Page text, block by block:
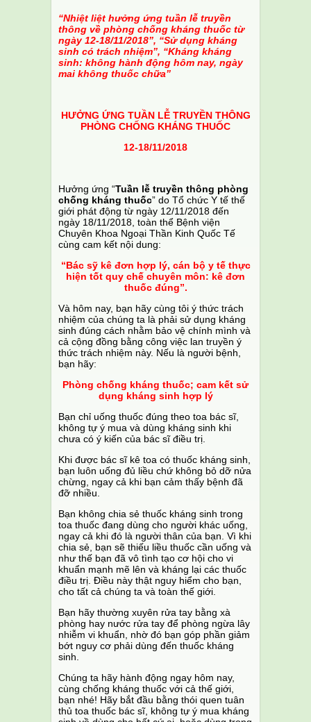
“Nhiệt liệt hưởng ứng tuần lễ truyền
thông về phòng chống kháng thuốc từ
ngày 12-18/11/2018”, “Sử dụng kháng
sinh có trách nhiệm”, “Kháng kháng
sinh: không hành động hôm nay, ngày
mai không thuốc chữa”
HƯỞNG ỨNG TUẦN LỄ TRUYỀN THÔNG
PHÒNG CHỐNG KHÁNG THUỐC
12-18/11/2018
Hưởng ứng “Tuần lễ truyền thông phòng
chống kháng thuốc” do Tổ chức Y tế thế
giới phát động từ ngày 12/11/2018 đến
ngày 18/11/2018, toàn thể Bệnh viện
Chuyên Khoa Ngoại Thần Kinh Quốc Tế
cùng cam kết nội dung:
“Bác sỹ kê đơn hợp lý, cán bộ y tế thực
hiện tốt quy chế chuyên môn: kê đơn
thuốc đúng”.
Và hôm nay, bạn hãy cùng tôi ý thức trách
nhiệm của chúng ta là phải sử dụng kháng
sinh đúng cách nhằm bảo vệ chính mình và
cả cộng đồng bằng công việc lan truyền ý
thức trách nhiệm này. Nếu là người bệnh,
bạn hãy:
Phòng chống kháng thuốc; cam kết sử
dụng kháng sinh hợp lý
Bạn chỉ uống thuốc đúng theo toa bác sĩ,
không tự ý mua và dùng kháng sinh khi
chưa có ý kiến của bác sĩ điều trị.
Khi được bác sĩ kê toa có thuốc kháng sinh,
bạn luôn uống đủ liều chứ không bỏ dỡ nửa
chừng, ngay cả khi bạn cảm thấy bệnh đã
đỡ nhiều.
Bạn không chia sẻ thuốc kháng sinh trong
toa thuốc đang dùng cho người khác uống,
ngay cả khi đó là người thân của bạn. Vì khi
chia sẻ, bạn sẽ thiếu liều thuốc cần uống và
như thế bạn đã vô tình tạo cơ hội cho vi
khuẩn mạnh mẽ lên và kháng lại các thuốc
điều trị. Điều này thật nguy hiểm cho bạn,
cho tất cả chúng ta và toàn thế giới.
Bạn hãy thường xuyên rửa tay bằng xà
phòng hay nước rửa tay để phòng ngừa lây
nhiễm vi khuẩn, nhờ đó bạn góp phần giảm
bớt nguy cơ phải dùng đến thuốc kháng
sinh.
Chúng ta hãy hành động ngay hôm nay,
cùng chống kháng thuốc với cả thế giới,
bạn nhé! Hãy bắt đầu bằng thói quen tuân
thủ toa thuốc bác sĩ, không tự ý mua kháng